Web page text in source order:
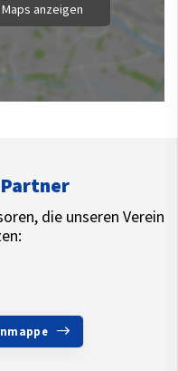
Maps anzeigen
die unseren Verein